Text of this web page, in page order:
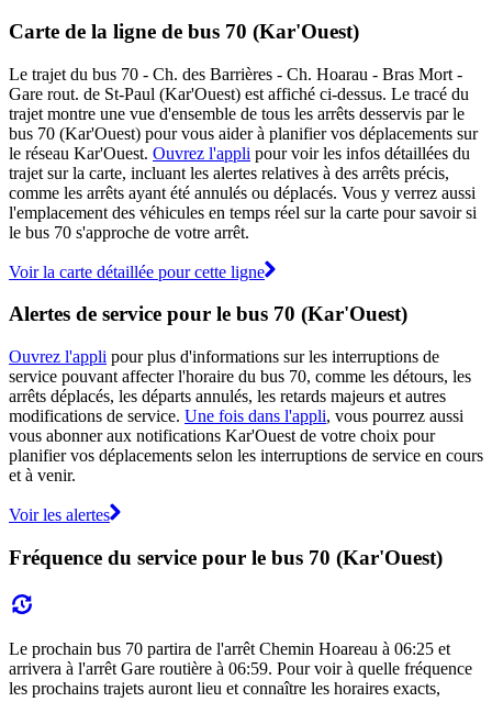
Carte de la ligne de bus 70 (Kar'Ouest)
Le trajet du bus 70 - Ch. des Barrières - Ch. Hoarau - Bras Mort -
Gare rout. de St-Paul (Kar'Ouest) est affiché ci-dessus. Le tracé du
trajet montre une vue d'ensemble de tous les arrêts desservis par le
bus 70 (Kar'Ouest) pour vous aider à planifier vos déplacements sur
le réseau Kar'Ouest. Ouvrez l'appli pour voir les infos détaillées du
trajet sur la carte, incluant les alertes relatives à des arrêts précis,
comme les arrêts ayant été annulés ou déplacés. Vous y verrez aussi
l'emplacement des véhicules en temps réel sur la carte pour savoir si
le bus 70 s'approche de votre arrêt.
Voir la carte détaillée pour cette ligne
Alertes de service pour le bus 70 (Kar'Ouest)
Ouvrez l'appli pour plus d'informations sur les interruptions de
service pouvant affecter l'horaire du bus 70, comme les détours, les
arrêts déplacés, les départs annulés, les retards majeurs et autres
modifications de service. Une fois dans l'appli, vous pourrez aussi
vous abonner aux notifications Kar'Ouest de votre choix pour
planifier vos déplacements selon les interruptions de service en cours
et à venir.
Voir les alertes
Fréquence du service pour le bus 70 (Kar'Ouest)
Le prochain bus 70 partira de l'arrêt Chemin Hoareau à 06:25 et
arrivera à l'arrêt Gare routière à 06:59. Pour voir à quelle fréquence
les prochains trajets auront lieu et connaître les horaires exacts,